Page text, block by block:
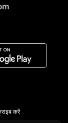
करें